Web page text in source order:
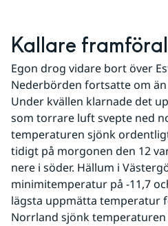
Kallare
Egon drog vidare bort över
Nederbörden fortsatte om
Under kvällen klarnade det
som torrare luft svepte ned
temperaturen sjönk
tidigt på morgonen den 12
nere i söder. Hällum i
minimitemperatur på -11,7
lägsta uppmätta temperatur
Norrland sjönk